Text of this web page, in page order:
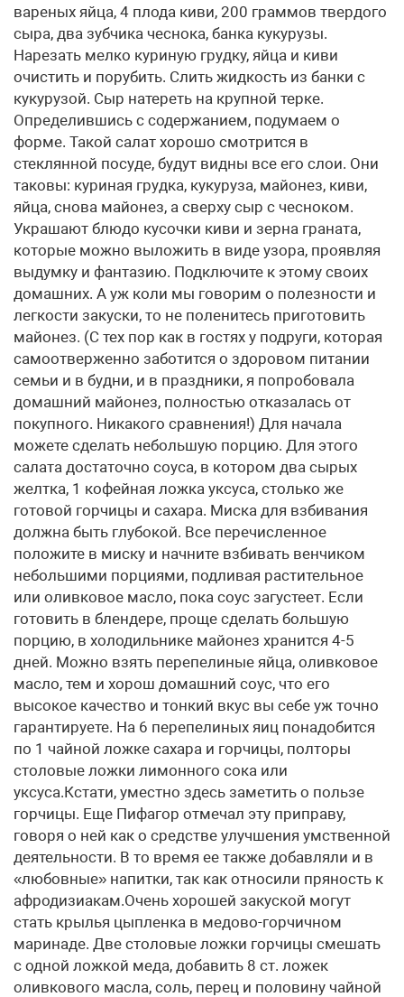
вареных яйца, 4 плода киви, 200 граммов твердого
сыра, два зубчика чеснока, банка кукурузы.
Нарезать мелко куриную грудку, яйца и киви
очистить и порубить. Слить жидкость из банки с
кукурузой. Сыр натереть на крупной терке.
Определившись с содержанием, подумаем о
форме. Такой салат хорошо смотрится в
стеклянной посуде, будут видны все его слои. Они
таковы: куриная грудка, кукуруза, майонез, киви,
яйца, снова майонез, а сверху сыр с чесноком.
Украшают блюдо кусочки киви и зерна граната,
которые можно выложить в виде узора, проявляя
выдумку и фантазию. Подключите к этому своих
домашних. А уж коли мы говорим о полезности и
легкости закуски, то не поленитесь приготовить
майонез. (С тех пор как в гостях у подруги, которая
самоотверженно заботится о здоровом питании
семьи и в будни, и в праздники, я попробовала
домашний майонез, полностью отказалась от
покупного. Никакого сравнения!) Для начала
можете сделать небольшую порцию. Для этого
салата достаточно соуса, в котором два сырых
желтка, 1 кофейная ложка уксуса, столько же
готовой горчицы и сахара. Миска для взбивания
должна быть глубокой. Все перечисленное
положите в миску и начните взбивать венчиком
небольшими порциями, подливая растительное
или оливковое масло, пока соус загустеет. Если
готовить в блендере, проще сделать большую
порцию, в холодильнике майонез хранится 4-5
дней. Можно взять перепелиные яйца, оливковое
масло, тем и хорош домашний соус, что его
высокое качество и тонкий вкус вы себе уж точно
гарантируете. На 6 перепелиных яиц понадобится
по 1 чайной ложке сахара и горчицы, полторы
столовые ложки лимонного сока или
уксуса.Кстати, уместно здесь заметить о пользе
горчицы. Еще Пифагор отмечал эту приправу,
говоря о ней как о средстве улучшения умственной
деятельности. В то время ее также добавляли и в
«любовные» напитки, так как относили пряность к
афродизиакам.Очень хорошей закуской могут
стать крылья цыпленка в медово-горчичном
маринаде. Две столовые ложки горчицы смешать
с одной ложкой меда, добавить 8 ст. ложек
оливкового масла, соль, перец и половину чайной